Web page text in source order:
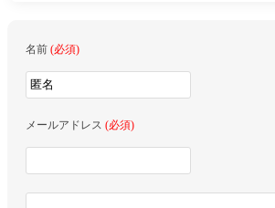
名前 (必須)
メールアドレス (必須)